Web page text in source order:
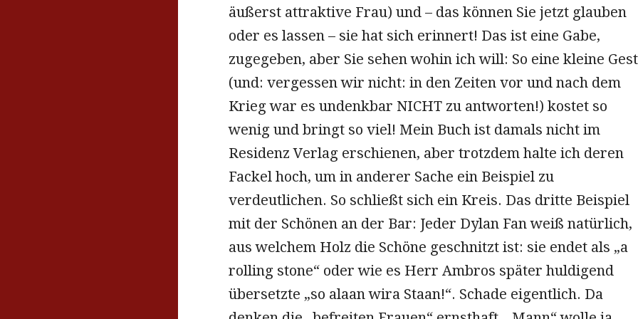
äußerst attraktive Frau) und – das können Sie jetzt glauben
oder es lassen – sie hat sich erinnert! Das ist eine Gabe,
zugegeben, aber Sie sehen wohin ich will: So eine kleine
(und: vergessen wir nicht: in den Zeiten vor und nach dem
Krieg war es undenkbar NICHT zu antworten!) kostet so
wenig und bringt so viel! Mein Buch ist damals nicht im
Residenz Verlag erschienen, aber trotzdem halte ich deren
Fackel hoch, um in anderer Sache ein Beispiel zu
verdeutlichen. So schließt sich ein Kreis. Das dritte Beispiel
mit der Schönen an der Bar: Jeder Dylan Fan weiß natürlich,
aus welchem Holz die Schöne geschnitzt ist: sie endet als „a
rolling stone“ oder wie es Herr Ambros später huldigend
übersetzte „so alaan wira Staan!“. Schade eigentlich. Da